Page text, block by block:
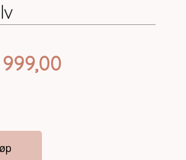
999,00